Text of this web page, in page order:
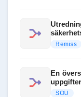
Remiss
En
SOU